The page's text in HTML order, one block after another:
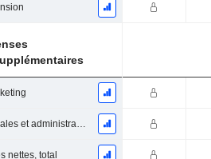
Dépenses générales et administratives
nettes, total